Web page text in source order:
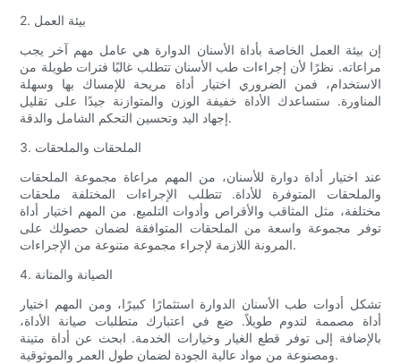
2. بيئة العمل
إن بيئة العمل الخاصة بأداة الأسنان الدوارة هي عامل مهم آخر يجب
مراعاته. نظرًا لأن إجراءات طب الأسنان تتطلب غالبًا فترات طويلة من
الاستخدام، فمن الضروري اختيار أداة مريحة للإمساك بها وسهلة
المناورة. ستساعدك الأداة خفيفة الوزن والمتوازنة جيدًا على تقليل
إجهاد اليد وتحسين التحكم الشامل والدقة.
3. الملحقات والملحقات
عند اختيار أداة دوارة للأسنان، من المهم مراعاة مجموعة الملحقات
والملحقات المتوفرة للأداة. تتطلب الإجراءات المختلفة ملحقات
مختلفة، مثل المثاقب والأقراص وأدوات التلميع. من المهم اختيار أداة
توفر مجموعة واسعة من الملحقات المتوافقة لضمان حصولك على
المرونة اللازمة لإجراء مجموعة متنوعة من الإجراءات.
4. الصيانة والمتانة
تشكل أدوات طب الأسنان الدوارة استثمارًا كبيرًا، ومن المهم اختيار
أداة مصممة لتدوم طويلاً. ضع في اعتبارك متطلبات صيانة الأداة،
بالإضافة إلى توفر قطع الغيار وخيارات الخدمة. ابحث عن أداة متينة
ومصنوعة من مواد عالية الجودة لضمان طول العمر والموثوقية.